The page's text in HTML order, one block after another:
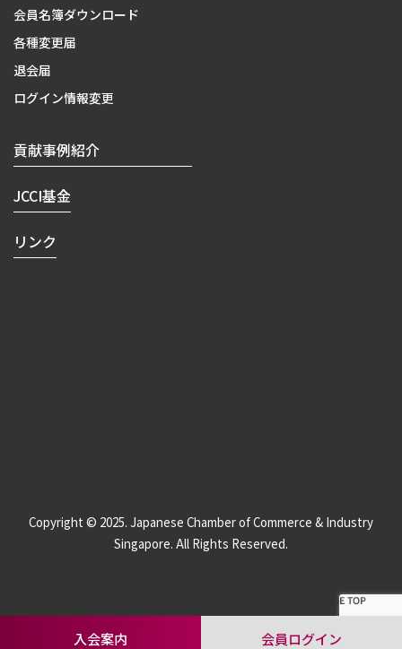
会員名簿ダウンロード
各種変更届
退会届
ログイン情報変更
貢献事例紹介
JCCI基金
リンク
Copyright © 2025. Japanese Chamber of Commerce & Industry
Singapore. All Rights Reserved.
入会案内 会員ログイン